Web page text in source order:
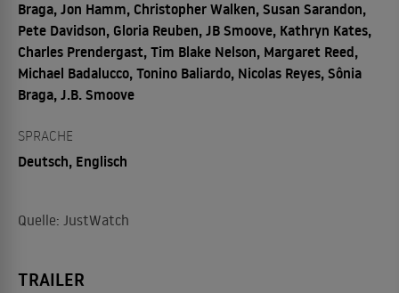
Braga, Jon Hamm, Christopher Walken, Susan Sarandon,
Pete Davidson, Gloria Reuben, JB Smoove, Kathryn Kates,
Charles Prendergast, Tim Blake Nelson, Margaret Reed,
Michael Badalucco, Tonino Baliardo, Nicolas Reyes, Sônia
Braga, J.B. Smoove
SPRACHE
Deutsch, Englisch
Quelle: JustWatch
TRAILER